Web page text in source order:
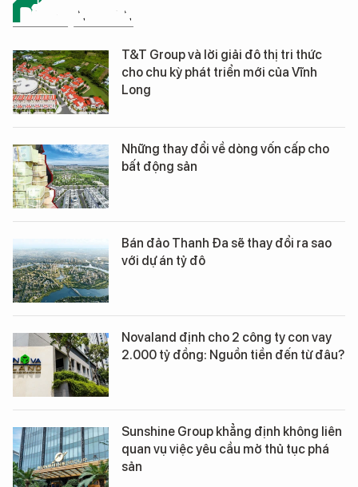
BẤT ĐỘNG SẢN
T&T Group và lời giải đô thị tri thức
cho chu kỳ phát triển mới của Vĩnh
Long
Những thay đổi về dòng vốn cấp cho
bất động sản
Bán đảo Thanh Đa sẽ thay đổi ra sao
với dự án tỷ đô
Novaland định cho 2 công ty con vay
2.000 tỷ đồng: Nguồn tiền đến từ đâu?
Sunshine Group khẳng định không liên
quan vụ việc yêu cầu mở thủ tục phá
sản